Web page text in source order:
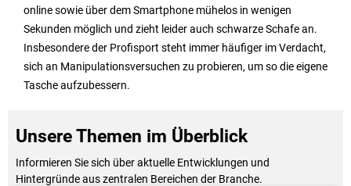
online sowie über dem Smartphone mühelos in wenigen
Sekunden möglich und zieht leider auch schwarze Schafe an.
Insbesondere der Profisport steht immer häufiger im Verdacht,
sich an Manipulationsversuchen zu probieren, um so die eigene
Tasche aufzubessern.
Unsere Themen im Überblick
Informieren Sie sich über aktuelle Entwicklungen und
Hintergründe aus zentralen Bereichen der Branche.